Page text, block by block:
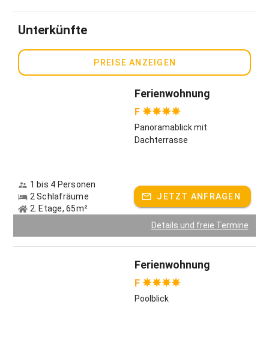
Mainau oder die Königsschlösser leicht zu erreichen.
Gastgeber spricht:Deutsch
Unterkünfte
PREISE ANZEIGEN
Ferienwohnung
F
Panoramablick mit
Dachterrasse
1 bis 4 Personen
2 Schlafräume
2. Etage, 65m²
JETZT ANFRAGEN
Details und freie Termine
Ferienwohnung
F
Poolblick